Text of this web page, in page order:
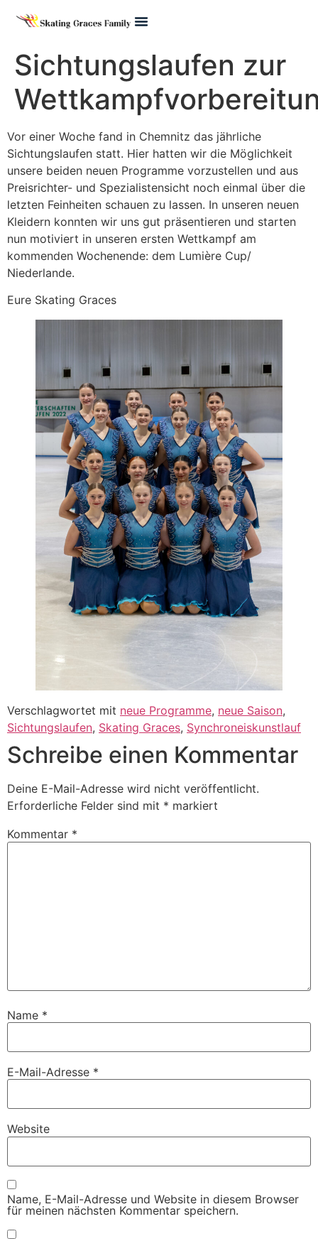
Sichtungslaufen zur
Vor einer Woche fand in Chemnitz das jährliche
Sichtungslaufen statt. Hier hatten wir die Möglichkeit
unsere beiden neuen Programme vorzustellen und aus
Preisrichter- und Spezialistensicht noch einmal über die
letzten Feinheiten schauen zu lassen. In unseren neuen
Kleidern konnten wir uns gut präsentieren und starten
nun motiviert in unseren ersten Wettkampf am
kommenden Wochenende: dem Lumière Cup/
Niederlande.
Eure Skating Graces
Verschlagwortet mit neue Programme, neue Saison,
Sichtungslaufen, Skating Graces, Synchroneiskunstlauf
Schreibe einen Kommentar
Deine E-Mail-Adresse wird nicht veröffentlicht.
Erforderliche Felder sind mit * markiert
Kommentar *
Name *
E-Mail-Adresse *
Website
Name, E-Mail-Adresse und Website in diesem Browser
für meinen nächsten Kommentar speichern.